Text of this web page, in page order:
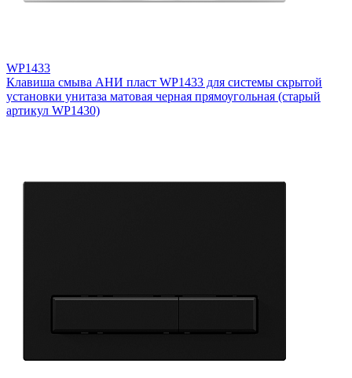
WP1433
Клавиша смыва АНИ пласт WP1433 для системы скрытой
установки унитаза матовая черная прямоугольная (старый
артикул WP1430)